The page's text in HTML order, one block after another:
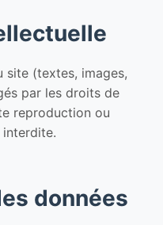
site (textes, images,
par les droits de
reproduction ou
données